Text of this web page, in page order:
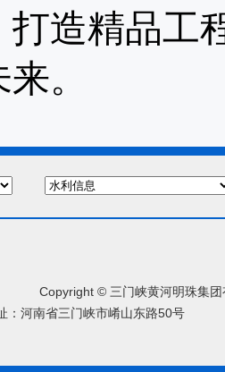
打造精品工
。
Copyright © 三门峡黄河明珠集团
：河南省三门峡市崤山东路50号